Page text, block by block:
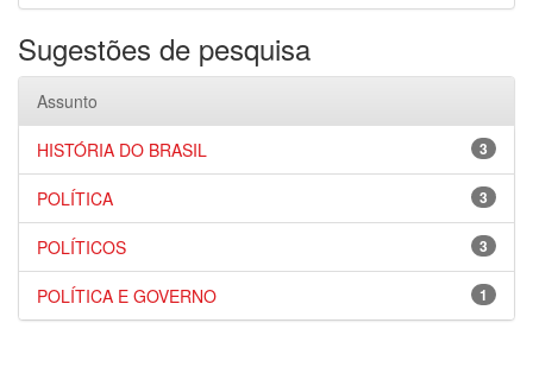
Sugestões de pesquisa
Assunto
3
HISTÓRIA DO BRASIL
3
POLÍTICA
3
POLÍTICOS
1
POLÍTICA E GOVERNO